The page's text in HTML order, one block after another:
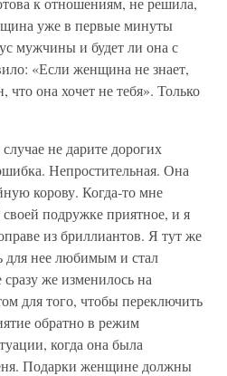
уже в первые минуты
мужчины и будет ли она с
«Если женщина не знает,
что она хочет не тебя». Только
не дарите дорогих
Непростительная. Она
корову. Когда-то мне
своей подружке приятное, и я
из бриллиантов. Я тут же
для нее любимым и стал
же изменилось на
для того, чтобы переключить
обратно в режим
когда она была
Подарки женщине должны